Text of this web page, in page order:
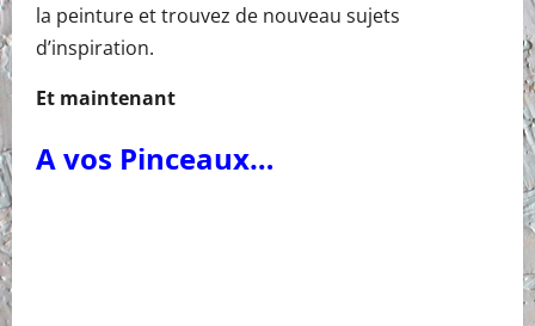
la peinture et trouvez de nouveau sujets
d’inspiration.
Et maintenant
A vos Pinceaux…